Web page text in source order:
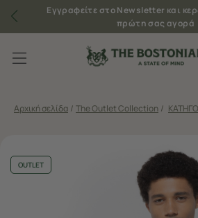
Εγγραφείτε στο Newsletter και
πρώτη σας αγορά
Αρχική σελίδα / The Outlet Collection /
OUTLET